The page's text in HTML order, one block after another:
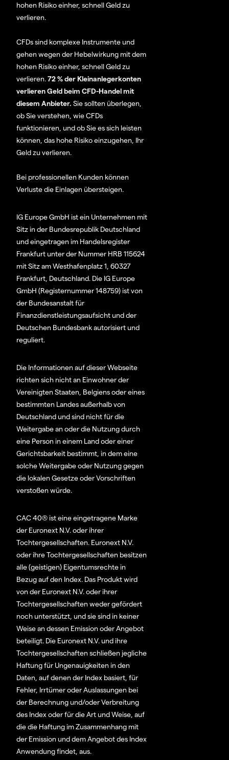
hohen Risiko einher, schnell Geld zu
verlieren.
CFDs sind komplexe Instrumente und
gehen wegen der Hebelwirkung mit dem
hohen Risiko einher, schnell Geld zu
verlieren.72 % der Kleinanlegerkonten
verlieren Geld beim CFD-Handel mit
diesem Anbieter. Sie sollten überlegen,
ob Sie verstehen, wie CFDs
funktionieren, und ob Sie es sich leisten
können, das hohe Risiko einzugehen, Ihr
Geld zu verlieren.
Bei professionellen Kunden können
Verluste die Einlagen übersteigen.
IG Europe GmbH ist ein Unternehmen mit
Sitz in der Bundesrepublik Deutschland
und eingetragen im Handelsregister
Frankfurt unter der Nummer HRB 115624
mit Sitz am Westhafenplatz 1, 60327
Frankfurt, Deutschland. Die IG Europe
GmbH (Registernummer 148759) ist von
der Bundesanstalt für
Finanzdienstleistungsaufsicht und der
Deutschen Bundesbank autorisiert und
reguliert.
Die Informationen auf dieser Webseite
richten sich nicht an Einwohner der
Vereinigten Staaten, Belgiens oder eines
bestimmten Landes außerhalb von
Deutschland und sind nicht für die
Weitergabe an oder die Nutzung durch
eine Person in einem Land oder einer
Gerichtsbarkeit bestimmt, in dem eine
solche Weitergabe oder Nutzung gegen
die lokalen Gesetze oder Vorschriften
verstoßen würde.
CAC 40® ist eine eingetragene Marke
der Euronext N.V. oder ihrer
Tochtergesellschaften. Euronext N.V.
oder ihre Tochtergesellschaften besitzen
alle (geistigen) Eigentumsrechte in
Bezug auf den Index. Das Produkt wird
von der Euronext N.V. oder ihrer
Tochtergesellschaften weder gefördert
noch unterstützt, und sie sind in keiner
Weise an dessen Emission oder Angebot
beteiligt. Die Euronext N.V. und ihre
Tochtergesellschaften schließen jegliche
Haftung für Ungenauigkeiten in den
Daten, auf denen der Index basiert, für
Fehler, Irrtümer oder Auslassungen bei
der Berechnung und/oder Verbreitung
des Index oder für die Art und Weise, auf
die die Haftung im Zusammenhang mit
der Emission und dem Angebot des Index
Anwendung findet, aus.